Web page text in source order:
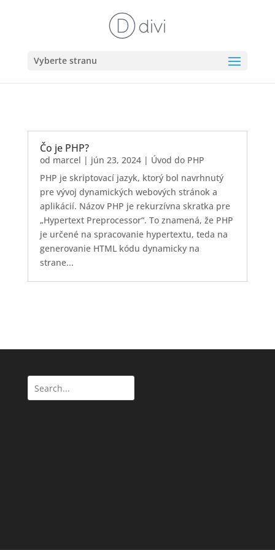
Vyberte stranu
Čo je PHP?
od marcel | jún 23, 2024| Úvod do PHP
PHP je skriptovací jazyk, ktorý bol navrhnutý
pre vývoj dynamických webových stránok a
aplikácií. Názov PHP je rekurzívna skratka pre
„Hypertext Preprocessor“. To znamená, že PHP
je určené na spracovanie hypertextu, teda na
generovanie HTML kódu dynamicky na
strane...